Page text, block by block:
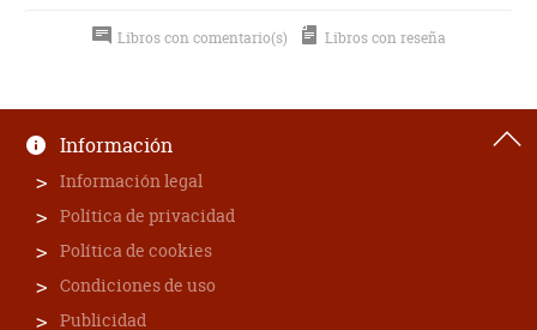
Libros con comentario(s) Libros con reseña
Información
Información legal
Política de privacidad
Política de cookies
Condiciones de uso
Publicidad